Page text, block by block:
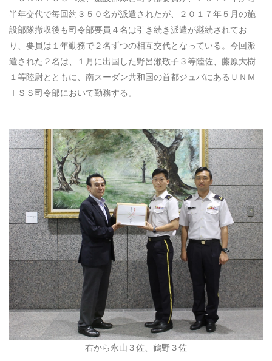
半年交代で毎回約３５０名が派遣されたが、２０１７年５月の施
設部隊撤収後も司令部要員４名は引き続き派遣が継続されてお
り、要員は１年勤務で２名ずつの相互交代となっている。今回派
遣された２名は、１月に出国した野呂瀨敬子３等陸佐、藤原大樹
１等陸尉とともに、南スーダン共和国の首都ジュバにあるＵＮＭ
ＩＳＳ司令部において勤務する。
右から永山３佐、鶴野３佐